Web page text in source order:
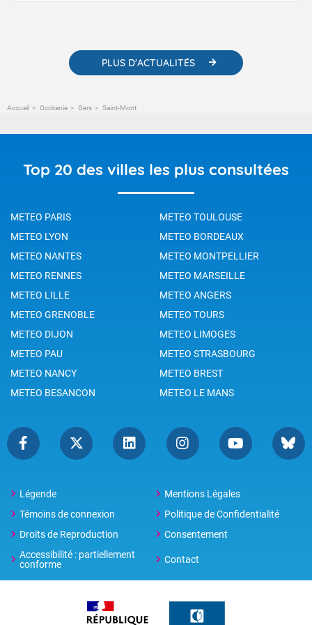
PLUS D'ACTUALITÉS
Accueil Occitanie Gers Saint-Mont
Top 20 des villes les plus consultées
METEO PARIS
METEO TOULOUSE
METEO LYON
METEO BORDEAUX
METEO NANTES
METEO MONTPELLIER
METEO RENNES
METEO MARSEILLE
METEO LILLE
METEO ANGERS
METEO GRENOBLE
METEO TOURS
METEO DIJON
METEO LIMOGES
METEO PAU
METEO STRASBOURG
METEO NANCY
METEO BREST
METEO BESANCON
METEO LE MANS
Légende
Mentions Légales
Témoins de connexion
Politique de Confidentialité
Droits de Reproduction
Consentement
Accessibilité : partiellement
conforme
Contact